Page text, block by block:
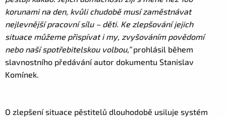
korunami na den, kvůli chudobě musí zaměstnávat
nejlevnější pracovní sílu – děti. Ke zlepšování jejich
situace můžeme přispívat i my, zvyšováním povědomí
nebo naší spotřebitelskou volbou,”prohlásil během
slavnostního předávání autor dokumentu Stanislav
Komínek.
O zlepšení situace pěstitelů dlouhodobě usiluje systém